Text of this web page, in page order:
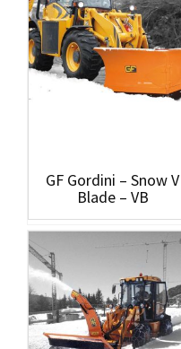
GF Gordini – Snow V
Blade – VB